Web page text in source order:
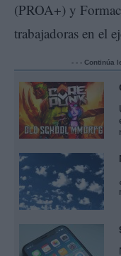
(PROA+) y
trabajadoras en el
- - - Continúa